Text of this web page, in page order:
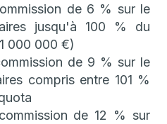
de 6 % sur le
jusqu'à 100 % du
000 000 €)
de 9 % sur le
compris entre 101 %
commission de 12 % sur